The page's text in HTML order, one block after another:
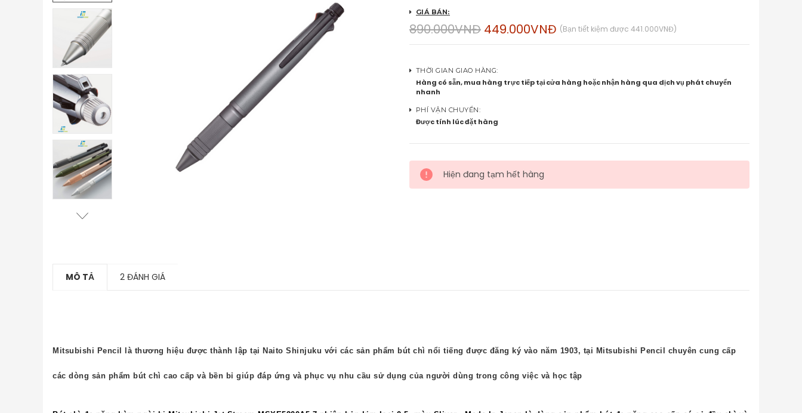
GIÁ BÁN:
890.000VNĐ 449.000VNĐ (Bạn tiết kiệm được 441.000VNĐ)
THỜI GIAN GIAO HÀNG:
Hàng có sẵn, mua hàng trực tiếp tại cửa hàng hoặc nhận hàng qua dịch vụ phát chuyển
nhanh
PHÍ VẬN CHUYỂN:
Được tính lúc đặt hàng
Hiện đang tạm hết hàng
MÔ TẢ 2 ĐÁNH GIÁ
Mitsubishi Pencil là thương hiệu được thành lập tại Naito Shinjuku với các sản phẩm bút chì nổi tiếng được đăng ký vào năm 1903, tại Mitsubishi Pencil chuyên cung cấp
các dòng sản phẩm bút chì cao cấp và bền bỉ giúp đáp ứng và phục vụ nhu cầu sử dụng của người dùng trong công việc và học tập